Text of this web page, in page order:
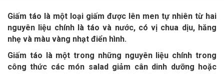
Giấm táo là một loại giấm được lên men tự nhiên từ hai
nguyên liệu chính là táo và nước, có vị chua dịu, hăng
nhẹ và màu vàng nhạt điển hình.
Giấm táo là một trong những nguyên liệu chính trong
công thức các món salad giảm cân dinh dưỡng hoặc